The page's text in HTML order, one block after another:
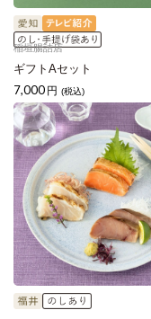
稲垣腸詰店
ギフトAセット
7,000 円 (税込)